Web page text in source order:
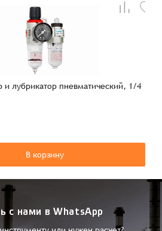
и лубрикатор пневматический, 1/4
В корзину
с нами в WhatsApp